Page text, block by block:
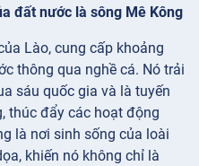
đất nước là sông Mê Kông
Lào, cung cấp khoảng
thông qua nghề cá. Nó trải
sáu quốc gia và là tuyến
thúc đẩy các hoạt động
là nơi sinh sống của loài
khiến nó không chỉ là